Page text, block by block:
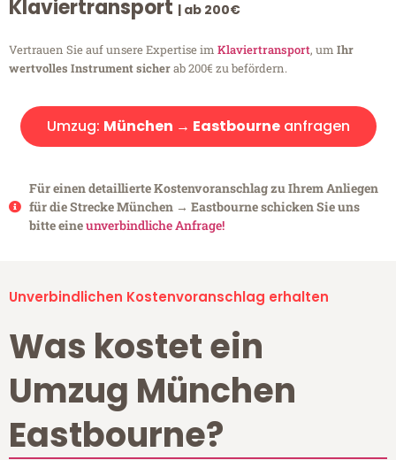
Klaviertransport | ab 200€
Vertrauen Sie auf unsere Expertise im Klaviertransport, um Ihr
wertvolles Instrument sicherab 200€ zu befördern.
Umzug: München → Eastbourneanfragen
Für einen detaillierte Kostenvoranschlag zu Ihrem Anliegen
für die Strecke München → Eastbourne schicken Sie uns
bitte eineunverbindliche Anfrage!
Unverbindlichen Kostenvoranschlag erhalten
Was kostet ein
Umzug München
Eastbourne?